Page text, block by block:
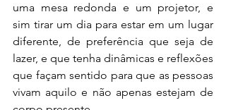
uma mesa redonda e um projetor, e
sim tirar um dia para estar em um lugar
diferente, de preferência que seja de
lazer, e que tenha dinâmicas e reflexões
que façam sentido para que as pessoas
vivam aquilo e não apenas estejam de